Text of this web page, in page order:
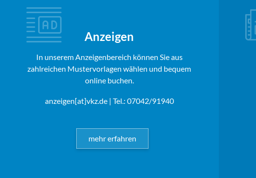
Anzeigen
In unserem Anzeigenbereich können Sie aus
zahlreichen Mustervorlagen wählen und bequem
online buchen.
anzeigen[at]vkz.de| Tel.: 07042/91940
mehr erfahren